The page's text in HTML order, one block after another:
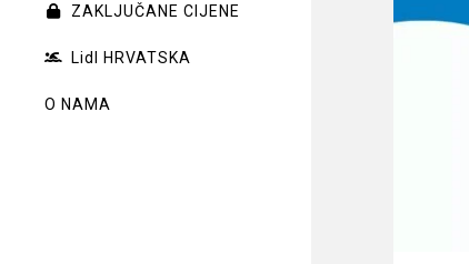
ZAKLJUČANE CIJENE
Lidl HRVATSKA
O NAMA